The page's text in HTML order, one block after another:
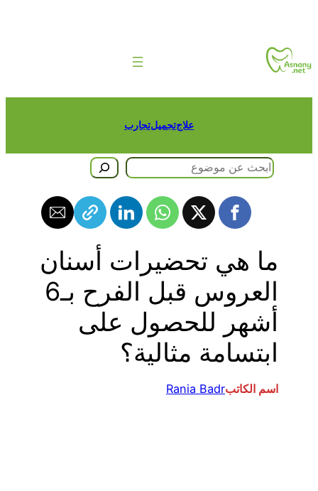
علاجتجميلتجارب
ما هي تحضيرات أسنان
العروس قبل الفرح بـ6
أشهر للحصول على
ابتسامة مثالية؟
اسم الكاتبRania Badr